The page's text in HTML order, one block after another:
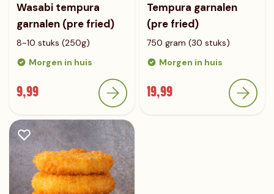
Wasabi tempura
garnalen (pre fried)
8~10 stuks (250g)
Morgen in huis
9,99
Tempura garnalen
(pre fried)
750 gram (30 stuks)
Morgen in huis
19,99